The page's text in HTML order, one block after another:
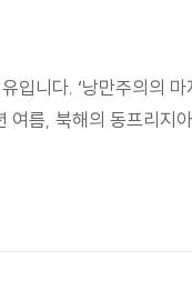
러진다. 아울러 동서양
부여한다. 이처럼 다
니다. ‘낭만주의의
름, 북해의 동프리지